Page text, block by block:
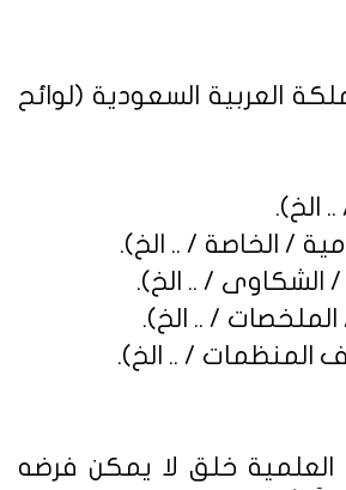
العربية السعودية (لوائح
العلمية خلق لا يمكن فرضه